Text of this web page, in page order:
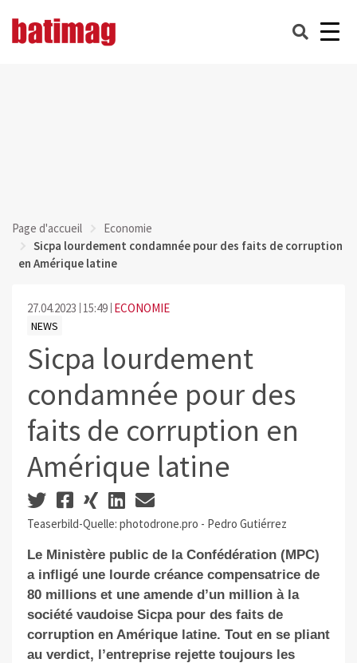
Page d'accueil
Economie
Sicpa lourdement condamnée pour des faits de corruption
en Amérique latine
27.04.2023 15:49 ECONOMIE
NEWS
Sicpa lourdement
condamnée pour des
faits de corruption en
Amérique latine
Teaserbild-Quelle: photodrone.pro - Pedro Gutiérrez
Le Ministère public de la Confédération (MPC)
a infligé une lourde créance compensatrice de
80 millions et une amende d’un million à la
société vaudoise Sicpa pour des faits de
corruption en Amérique latine. Tout en se pliant
au verdict, l’entreprise rejette toujours les